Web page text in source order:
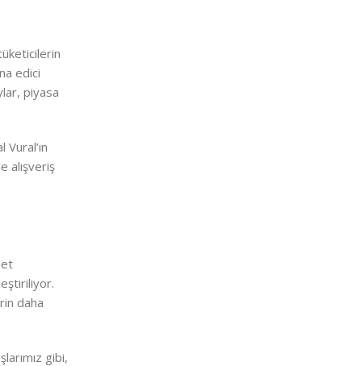
edici
piyasa
alışveriş
daha
gibi,